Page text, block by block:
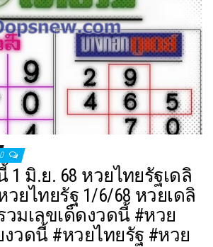
0
1 มิ.ย. 68 หวยไทยรัฐเดลิ
วยไทยรัฐ 1/6/68 หวยเดลิ
วมเลขเด็ดงวดนี้ #หวย
วดนี้ #หวยไทยรัฐ #หวย